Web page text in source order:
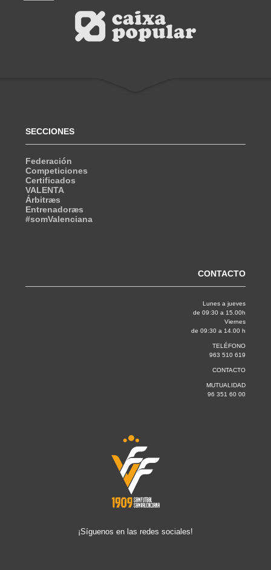
SECCIONES
Federación
Competiciones
Certificados
VALENTA
Árbitræs
Entrenadoræs
#somValenciana
CONTACTO
Lunes a jueves
de 09:30 a 15.00h
Viernes
de 09:30 a 14.00 h
TELÉFONO
963 510 619
CONTACTO
MUTUALIDAD
96 351 60 00
¡Síguenos en las redes sociales!